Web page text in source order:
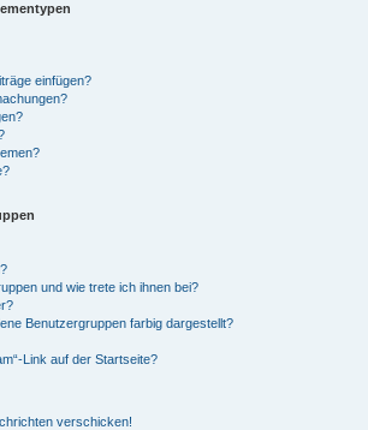
einfügen?
und wie trete ich ihnen bei?
Benutzergruppen farbig dargestellt?
Link auf der Startseite?
verschicken!